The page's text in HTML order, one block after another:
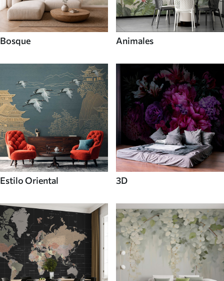
Bosque Animales
Estilo Oriental 3D